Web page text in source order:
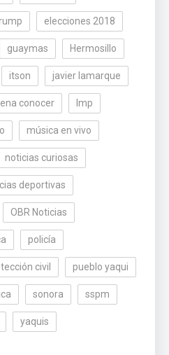
elecciones 2018
guaymas Hermosillo
itson javier lamarque
conocer lmp
música en vivo
noticias curiosas
deportivas
OBR Noticias
policía
civil pueblo yaqui
sonora sspm
yaquis